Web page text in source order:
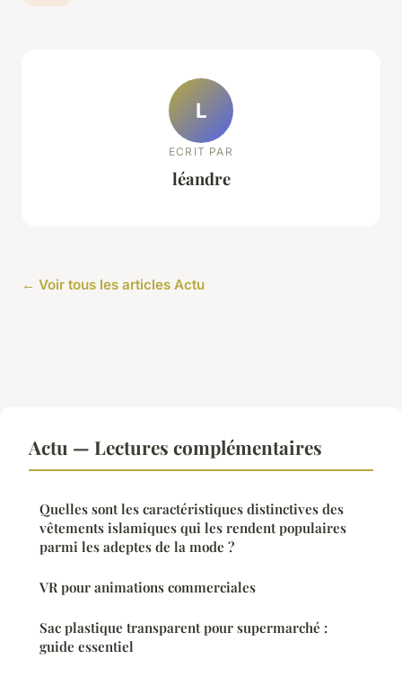
L
ECRIT PAR
léandre
← Voir tous les articles Actu
Actu — Lectures complémentaires
Quelles sont les caractéristiques distinctives des
vêtements islamiques qui les rendent populaires
parmi les adeptes de la mode ?
VR pour animations commerciales
Sac plastique transparent pour supermarché :
guide essentiel